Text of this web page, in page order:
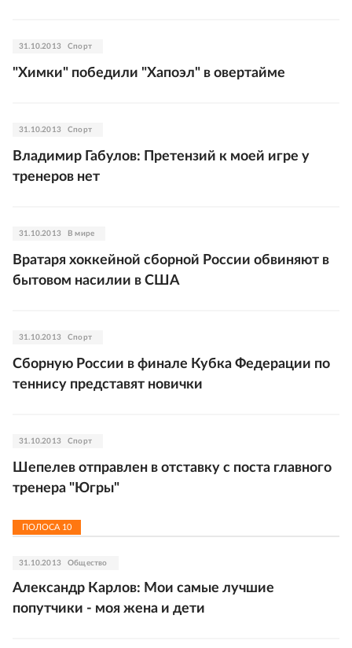
31.10.2013 Спорт
"Химки" победили "Хапоэл" в овертайме
31.10.2013 Спорт
Владимир Габулов: Претензий к моей игре у
тренеров нет
31.10.2013 В мире
Вратаря хоккейной сборной России обвиняют в
бытовом насилии в США
31.10.2013 Спорт
Сборную России в финале Кубка Федерации по
теннису представят новички
31.10.2013 Спорт
Шепелев отправлен в отставку c поста главного
тренера "Югры"
ПОЛОСА 10
31.10.2013 Общество
Александр Карлов: Мои самые лучшие
попутчики - моя жена и дети